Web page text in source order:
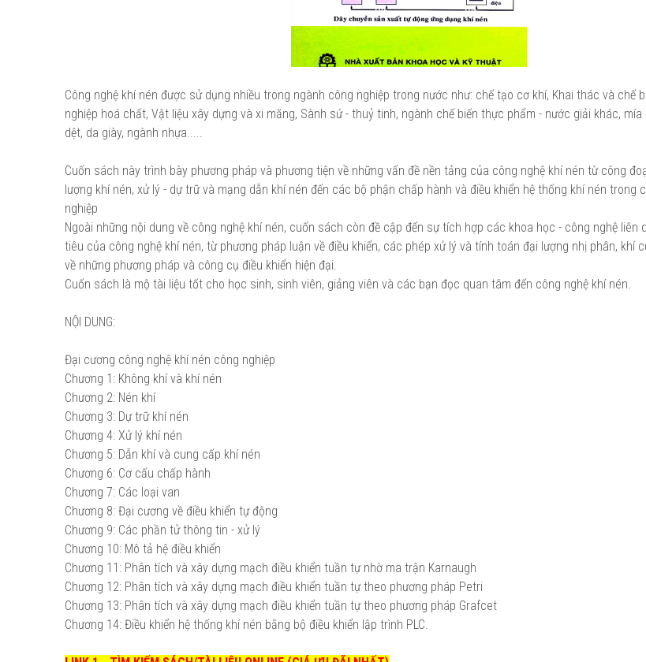
Công nghệ khí nén được sử dụng nhiều trong ngành công nghiệp trong nước như: chế tạo cơ khí, Khai thác và chế
nghiệp hoá chất, Vật liệu xây dựng và xi măng, Sành sứ - thuỷ tinh, ngành chế biến thực phẩm - nước giải khác, mía
dệt, da giày, ngành nhựa.....
Cuốn sách này trình bày phương pháp và phương tiện về những vấn đề nền tảng của công nghệ khí nén từ công
lượng khí nén, xử lý - dự trữ và mạng dẫn khí nén đến các bộ phận chấp hành và điều khiển hệ thống khí nén trong
nghiệp
Ngoài những nội dung về công nghệ khí nén, cuốn sách còn đề cập đến sự tích hợp các khoa học - công nghệ liên
tiêu của công nghệ khí nén, từ phương pháp luận về điều khiển, các phép xử lý và tính toán đại lượng nhị phân, khí
về những phương pháp và công cụ điều khiển hiện đại.
Cuốn sách là mộ tài liệu tốt cho học sinh, sinh viên, giảng viên và các bạn đọc quan tâm đến công nghệ khí nén.
NỘI DUNG:
Đại cương công nghệ khí nén công nghiệp
Chương 1: Không khí và khí nén
Chương 2: Nén khí
Chương 3: Dự trữ khí nén
Chương 4: Xử lý khí nén
Chương 5: Dẫn khí và cung cấp khí nén
Chương 6: Cơ cấu chấp hành
Chương 7: Các loại van
Chương 8: Đại cương về điều khiển tự động
Chương 9: Các phần tử thông tin - xử lý
Chương 10: Mô tả hệ điều khiển
Chương 11: Phân tích và xây dựng mạch điều khiển tuần tự nhờ ma trận Karnaugh
Chương 12: Phân tích và xây dựng mạch điều khiển tuần tự theo phương pháp Petri
Chương 13: Phân tích và xây dựng mạch điều khiển tuần tự theo phương pháp Grafcet
Chương 14: Điều khiển hệ thống khí nén bằng bộ điều khiển lập trình PLC.